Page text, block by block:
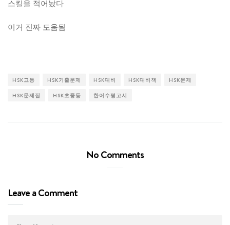
스킬을 적어놨다
이거 진짜 도움됨
HSK고등 HSK기출문제 HSK대비 HSK대비책 HSK문제
HSK문제집 HSK초중등 한어수평고시
No Comments
Leave a Comment